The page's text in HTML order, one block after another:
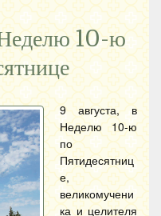
10-ю
9 августа, в
Неделю 10-ю
по
Пятидесятниц
е,
великомучени
ка и целителя